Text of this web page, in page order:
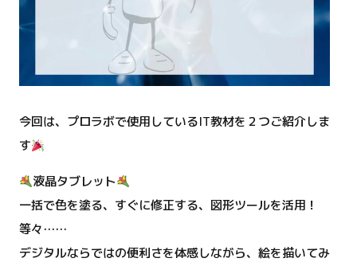
今回は、プロラボで使用しているIT教材を２つご紹介しま
す
液晶タブレット
一括で色を塗る、すぐに修正する、図形ツールを活用！
等々……
デジタルならではの便利さを体感しながら、絵を描いてみ